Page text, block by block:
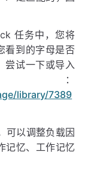
任务中，您将
看到的字母是否
尝试一下或导入
library/7389
可以调整负载因
记忆、工作记忆